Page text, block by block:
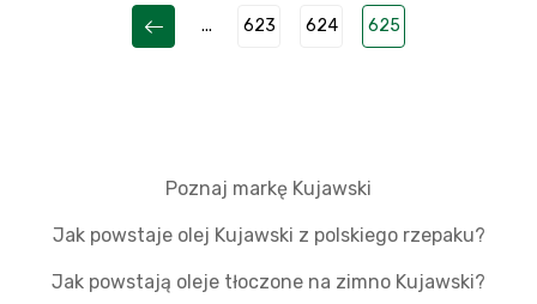
... 623 624 625
Poznaj markę Kujawski
Jak powstaje olej Kujawski z polskiego rzepaku?
Jak powstają oleje tłoczone na zimno Kujawski?